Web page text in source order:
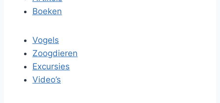
Boeken
Vogels
Zoogdieren
Excursies
Video’s